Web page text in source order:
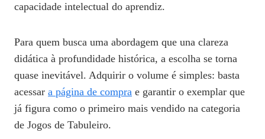
capacidade intelectual do aprendiz.
Para quem busca uma abordagem que una clareza
didática à profundidade histórica, a escolha se torna
quase inevitável. Adquirir o volume é simples: basta
acessar a página de compra e garantir o exemplar que
já figura como o primeiro mais vendido na categoria
de Jogos de Tabuleiro.